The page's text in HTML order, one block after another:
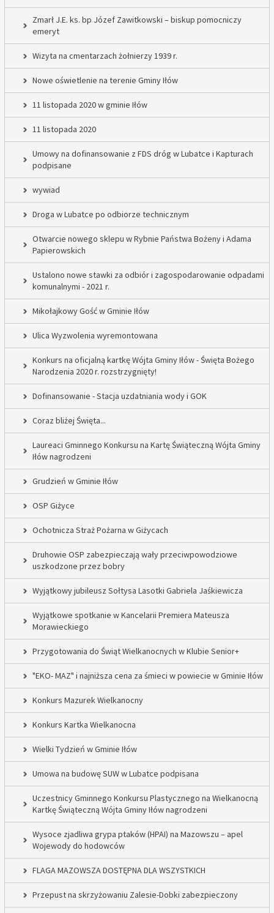
Zmarł J.E. ks. bp Józef Zawitkowski – biskup pomocniczy
emeryt
Wizyta na cmentarzach żołnierzy 1939 r.
Nowe oświetlenie na terenie Gminy Iłów
11 listopada 2020 w gminie Iłów
11 listopada 2020
Umowy na dofinansowanie z FDS dróg w Lubatce i Kapturach
podpisane
wywiad
Droga w Lubatce po odbiorze technicznym
Otwarcie nowego sklepu w Rybnie Państwa Bożeny i Adama
Papierowskich
Ustalono nowe stawki za odbiór i zagospodarowanie odpadami
komunalnymi - 2021 r.
Mikołajkowy Gość w Gminie Iłów
Ulica Wyzwolenia wyremontowana
Konkurs na oficjalną kartkę Wójta Gminy Iłów - Święta Bożego
Narodzenia 2020 r. rozstrzygnięty!
Dofinansowanie - Stacja uzdatniania wody i GOK
Coraz bliżej Święta...
Laureaci Gminnego Konkursu na Kartę Świąteczną Wójta Gminy
Iłów nagrodzeni
Grudzień w Gminie Iłów
OSP Giżyce
Ochotnicza Straż Pożarna w Giżycach
Druhowie OSP zabezpieczają wały przeciwpowodziowe
uszkodzone przez bobry
Wyjątkowy jubileusz Sołtysa Lasotki Gabriela Jaśkiewicza
Wyjątkowe spotkanie w Kancelarii Premiera Mateusza
Morawieckiego
Przygotowania do Świąt Wielkanocnych w Klubie Senior+
"EKO- MAZ" i najniższa cena za śmieci w powiecie w Gminie Iłów
Konkurs Mazurek Wielkanocny
Konkurs Kartka Wielkanocna
Wielki Tydzień w Gminie Iłów
Umowa na budowę SUW w Lubatce podpisana
Uczestnicy Gminnego Konkursu Plastycznego na Wielkanocną
Kartkę Świąteczną Wójta Gminy Iłów nagrodzeni
Wysoce zjadliwa grypa ptaków (HPAI) na Mazowszu – apel
Wojewody do hodowców
FLAGA MAZOWSZA DOSTĘPNA DLA WSZYSTKICH
Przepust na skrzyżowaniu Zalesie-Dobki zabezpieczony